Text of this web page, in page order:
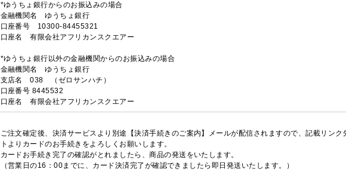
*ゆうちょ銀行からのお振込みの場合
金融機関名 ゆうちょ銀行
口座番号 10300-84455321
口座名 有限会社アフリカンスクエアー
*ゆうちょ銀行以外の金融機関からのお振込みの場合
金融機関名 ゆうちょ銀行
支店名 038 （ゼロサンハチ）
口座番号 8445532
口座名 有限会社アフリカンスクエアー
ご注文確定後、決済サービスより別途【決済手続きのご案内】メールが配信されますので、記載リンク
トよりカードのお手続きをよろしくお願いします。
カードお手続き完了の確認がとれましたら、商品の発送をいたします。
（営業日の16：00までに、カード決済完了が確認できましたら即日発送いたします。）